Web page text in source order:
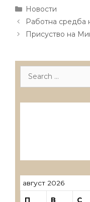
Categories
Новости
Post
navigation
Работна
Присуство на
Search
август 2026
П В С